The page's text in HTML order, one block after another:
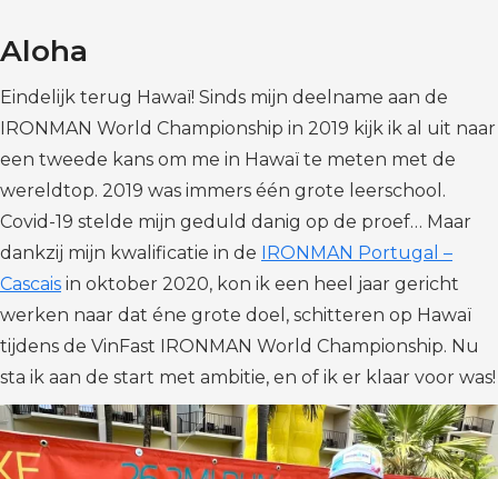
Aloha
Eindelijk terug Hawaï! Sinds mijn deelname aan de
IRONMAN World Championship in 2019 kijk ik al uit naar
een tweede kans om me in Hawaï te meten met de
wereldtop. 2019 was immers één grote leerschool.
Covid-19 stelde mijn geduld danig op de proef… Maar
dankzij mijn kwalificatie in de IRONMAN Portugal –
Cascais in oktober 2020, kon ik een heel jaar gericht
werken naar dat éne grote doel, schitteren op Hawaï
tijdens de VinFast IRONMAN World Championship. Nu
sta ik aan de start met ambitie, en of ik er klaar voor was!